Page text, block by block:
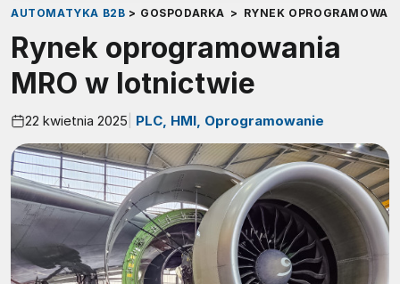
AUTOMATYKA B2B > GOSPODARKA > RYNEK
Rynek oprogramowania
MRO w lotnictwie
22 kwietnia 2025 PLC, HMI, Oprogramowanie